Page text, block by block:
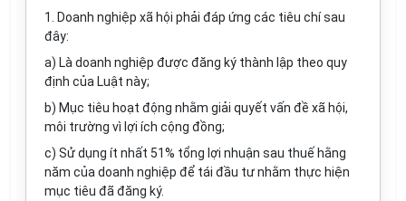
1. Doanh nghiệp xã hội phải đáp ứng các tiêu chí sau
đây:
a) Là doanh nghiệp được đăng ký thành lập theo quy
định của Luật này;
b) Mục tiêu hoạt động nhằm giải quyết vấn đề xã hội,
môi trường vì lợi ích cộng đồng;
c) Sử dụng ít nhất 51% tổng lợi nhuận sau thuế hằng
năm của doanh nghiệp để tái đầu tư nhằm thực hiện
mục tiêu đã đăng ký.